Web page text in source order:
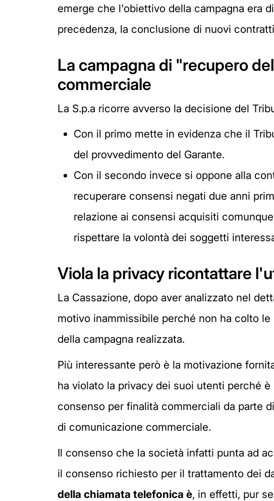
emerge che l'obiettivo della campagna era
precedenza, la conclusione di nuovi
La campagna di "recupero
commerciale
La S.p.a ricorre avverso la decisione del
Con il primo mette in evidenza che il
del provvedimento del Garante.
Con il secondo invece si oppone alla
recuperare consensi negati due anni
relazione ai consensi acquisiti
rispettare la volontà dei soggetti
Viola la privacy ricontattare
La Cassazione, dopo aver analizzato nel
motivo inammissibile perché non ha colto
della campagna realizzata.
Più interessante però è la motivazione
ha violato la privacy dei suoi utenti perché
consenso per finalità commerciali da parte
di comunicazione commerciale.
Il consenso che la società infatti punta ad
il consenso richiesto per il trattamento dei
della chiamata telefonica è, in effetti, pur